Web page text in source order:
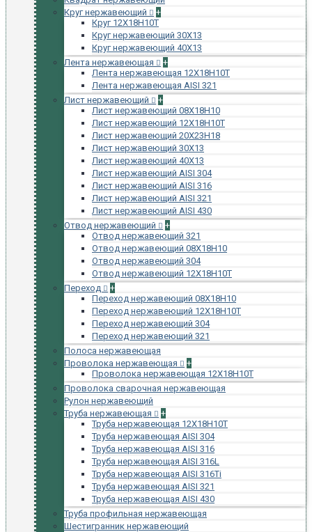
Круг нержавеющий
+
Круг 12Х18Н10Т
Круг нержавеющий 30Х13
Круг нержавеющий 40Х13
Лента нержавеющая
+
Лента нержавеющая 12Х18Н10Т
Лента нержавеющая AISI 321
Лист нержавеющий
+
Лист нержавеющий 08Х18Н10
Лист нержавеющий 12Х18Н10Т
Лист нержавеющий 20Х23Н18
Лист нержавеющий 30Х13
Лист нержавеющий 40Х13
Лист нержавеющий AISI 304
Лист нержавеющий AISI 316
Лист нержавеющий AISI 321
Лист нержавеющий AISI 430
Отвод нержавеющий
+
Отвод нержавеющий 321
Отвод нержавеющий 08Х18Н10
Отвод нержавеющий 304
Отвод нержавеющий 12Х18Н10Т
Переход
+
Переход нержавеющий 08Х18Н10
Переход нержавеющий 12Х18Н10Т
Переход нержавеющий 304
Переход нержавеющий 321
Полоса нержавеющая
Проволока нержавеющая
+
Проволока нержавеющая 12Х18Н10Т
Проволока сварочная нержавеющая
Рулон нержавеющий
Труба нержавеющая
+
Труба нержавеющая 12Х18Н10Т
Труба нержавеющая AISI 304
Труба нержавеющая AISI 316
Труба нержавеющая AISI 316L
Труба нержавеющая AISI 316Ti
Труба нержавеющая AISI 321
Труба нержавеющая AISI 430
Труба профильная нержавеющая
Шестигранник нержавеющий